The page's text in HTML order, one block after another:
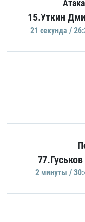
15.Уткин
21 секундa /
2 минуты /